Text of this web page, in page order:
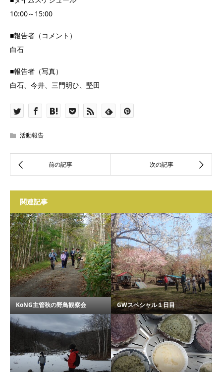
10:00～15:00
■報告者（コメント）
白石
■報告者（写真）
白石、今井、三門明ひ、堅田
活動報告
関連記事
KoNG主管秋の野鳥観察会 GWスペシャル１日目